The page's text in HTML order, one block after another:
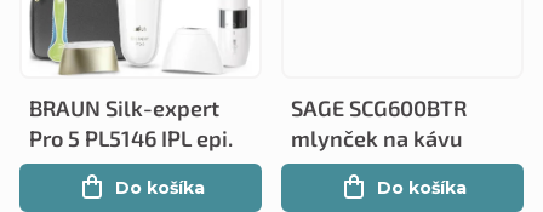
BRAUN Silk-expert
Pro 5 PL5146 IPL epi.
Do košíka
SAGE SCG600BTR
mlynček na kávu
Do košíka